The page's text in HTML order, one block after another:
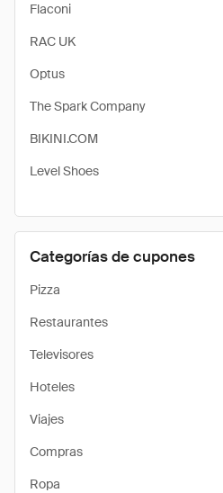
Flaconi
RAC UK
Optus
The Spark Company
BIKINI.COM
Level Shoes
Categorías de cupones
Pizza
Restaurantes
Televisores
Hoteles
Viajes
Compras
Ropa